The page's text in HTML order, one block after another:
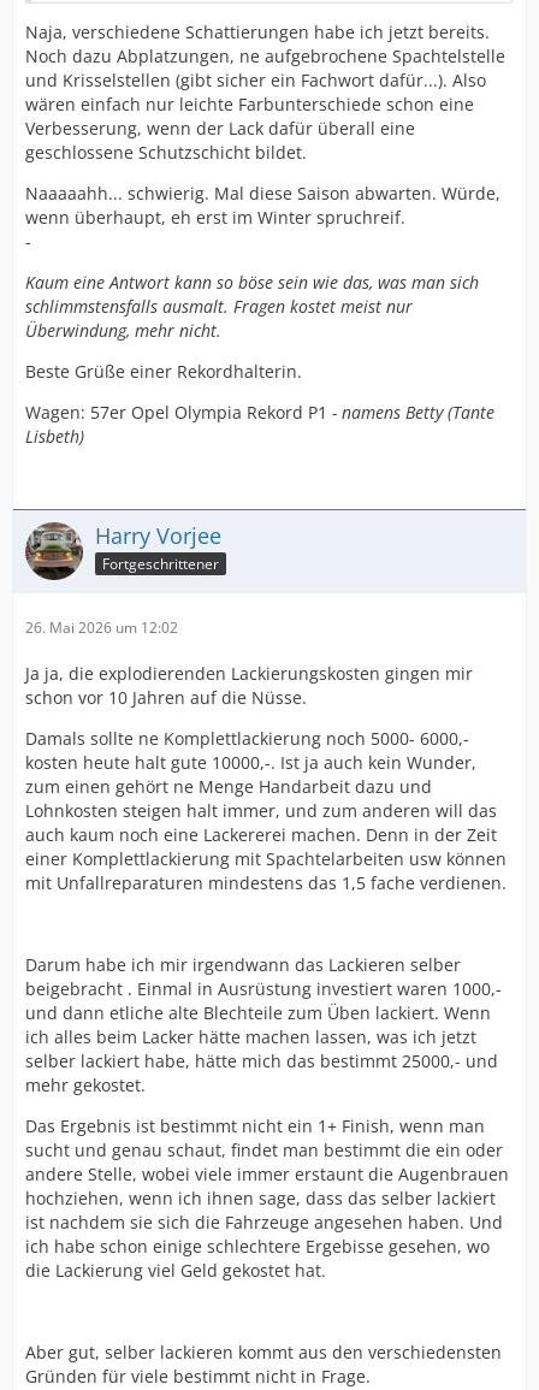
Naja, verschiedene Schattierungen habe ich jetzt bereits.
Noch dazu Abplatzungen, ne aufgebrochene Spachtelstelle
und Krisselstellen (gibt sicher ein Fachwort dafür...). Also
wären einfach nur leichte Farbunterschiede schon eine
Verbesserung, wenn der Lack dafür überall eine
geschlossene Schutzschicht bildet.
Naaaaahh... schwierig. Mal diese Saison abwarten. Würde,
wenn überhaupt, eh erst im Winter spruchreif.
-
Kaum eine Antwort kann so böse sein wie das, was man sich
schlimmstensfalls ausmalt. Fragen kostet meist nur
Überwindung, mehr nicht.
Beste Grüße einer Rekordhalterin.
Wagen: 57er Opel Olympia Rekord P1 - namens Betty (Tante
Lisbeth)
Harry Vorjee
Fortgeschrittener
26. Mai 2026 um 12:02
Ja ja, die explodierenden Lackierungskosten gingen mir
schon vor 10 Jahren auf die Nüsse.
Damals sollte ne Komplettlackierung noch 5000- 6000,-
kosten heute halt gute 10000,-. Ist ja auch kein Wunder,
zum einen gehört ne Menge Handarbeit dazu und
Lohnkosten steigen halt immer, und zum anderen will das
auch kaum noch eine Lackererei machen. Denn in der Zeit
einer Komplettlackierung mit Spachtelarbeiten usw können
mit Unfallreparaturen mindestens das 1,5 fache verdienen.
Darum habe ich mir irgendwann das Lackieren selber
beigebracht . Einmal in Ausrüstung investiert waren 1000,-
und dann etliche alte Blechteile zum Üben lackiert. Wenn
ich alles beim Lacker hätte machen lassen, was ich jetzt
selber lackiert habe, hätte mich das bestimmt 25000,- und
mehr gekostet.
Das Ergebnis ist bestimmt nicht ein 1+ Finish, wenn man
sucht und genau schaut, findet man bestimmt die ein oder
andere Stelle, wobei viele immer erstaunt die Augenbrauen
hochziehen, wenn ich ihnen sage, dass das selber lackiert
ist nachdem sie sich die Fahrzeuge angesehen haben. Und
ich habe schon einige schlechtere Ergebisse gesehen, wo
die Lackierung viel Geld gekostet hat.
Aber gut, selber lackieren kommt aus den verschiedensten
Gründen für viele bestimmt nicht in Frage.